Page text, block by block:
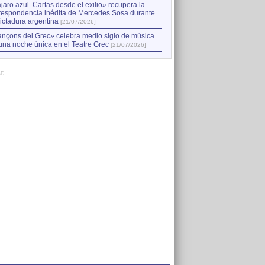
azul. Cartas desde el exilio» recupera la
inédita de Mercedes Sosa durante
argentina [21/07/2026]
del Grec» celebra medio siglo de música
noche única en el Teatre Grec [21/07/2026]